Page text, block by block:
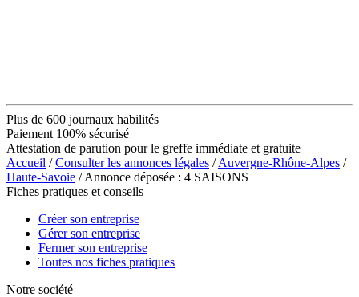
Plus de 600 journaux habilités
Paiement 100% sécurisé
Attestation de parution pour le greffe immédiate et gratuite
Accueil /Consulter les annonces légales /Auvergne-Rhône-Alpes /
Haute-Savoie / Annonce déposée : 4 SAISONS
Fiches pratiques et conseils
Créer son entreprise
Gérer son entreprise
Fermer son entreprise
Toutes nos fiches pratiques
Notre société